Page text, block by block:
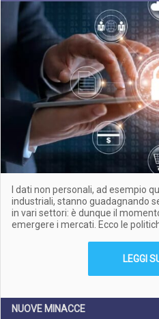
I dati non personali, ad esempio
industriali, stanno guadagnando
in vari settori: è dunque il
emergere i mercati. Ecco le
LEGGI
NUOVE MINACCE